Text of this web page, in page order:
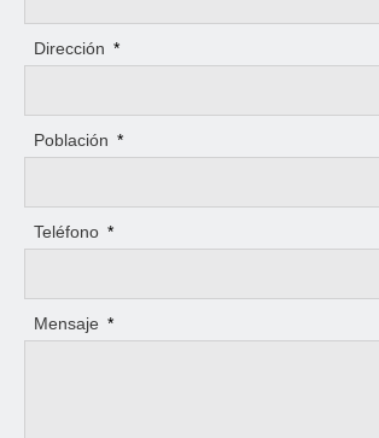
Dirección *
Población *
Teléfono *
Mensaje *